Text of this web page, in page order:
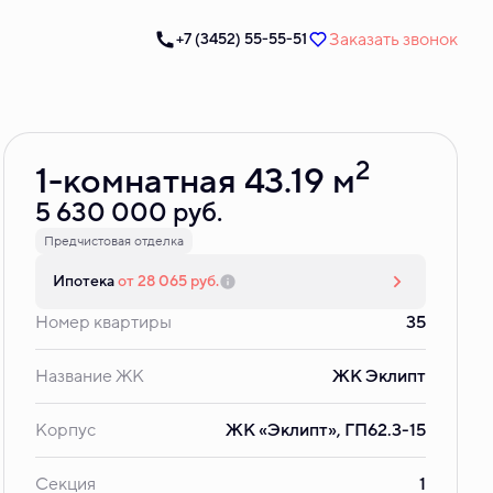
+7 (3452) 55-55-51 Заказать звонок
Забронировать
1-комнатная 43.19 м2
5 630 000 руб.
Предчистовая отделка
Ипотекаот 28 065 руб.
Номер квартиры 35
Название ЖК ЖК Эклипт
Корпус ЖК «Эклипт», ГП62.3-15
Секция 1